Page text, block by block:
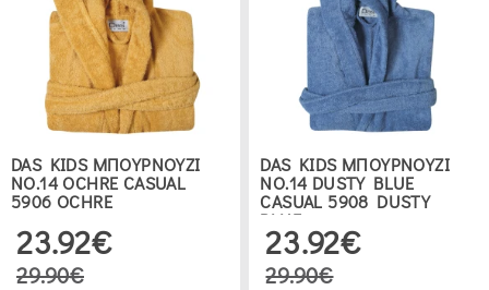
DAS KIDS ΜΠΟΥΡΝΟΥΖΙ
ΝΟ.14 OCHRE CASUAL
5906 OCHRE
23.92€
29.90€
DAS KIDS ΜΠΟΥΡΝΟΥΖΙ
ΝΟ.14 DUSTY BLUE
CASUAL 5908 DUSTY
BLUE
23.92€
29.90€